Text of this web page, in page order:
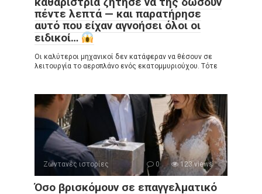
πέντε λεπτά — και παρατήρησε
αυτό που είχαν αγνοήσει όλοι οι
ειδικοί…
Οι καλύτεροι μηχανικοί δεν κατάφεραν να θέσουν σε
λειτουργία το αεροπλάνο ενός εκατομμυριούχου. Τότε
Ζωντανές ιστορίες 0 123 views
Όσο βρισκόμουν σε επαγγελματικό